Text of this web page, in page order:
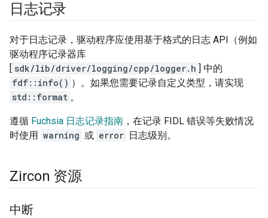
日志记录
对于日志记录，驱动程序应使用基于格式的日志 API（例如
驱动程序记录器库
[ sdk/lib/driver/logging/cpp/logger.h ] 中的
fdf::info() ）。如果您需要记录自定义类型，请实现
std::format 。
遵循 Fuchsia 日志记录指南 ，在记录 FIDL 错误等失败情况
时使用 warning 或 error 日志级别。
Zircon 资源
中断